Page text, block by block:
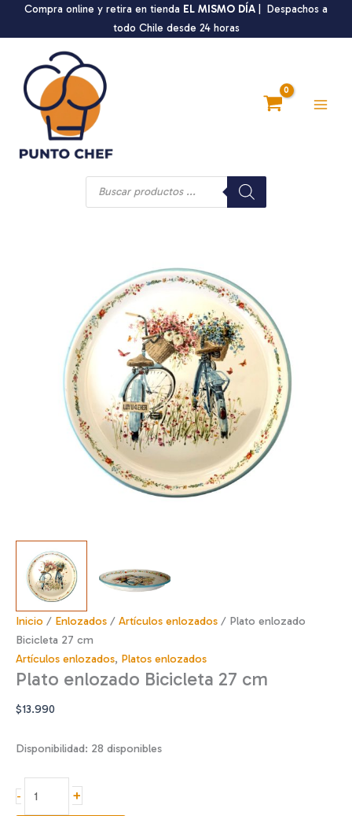
Compra online y retira en tienda EL MISMO DÍA | Despachos a
todo Chile desde 24 horas
Búsqueda
Inicio / Enlozados / Artículos enlozados / Plato enlozado
Bicicleta 27 cm
Artículos enlozados, Platos enlozados
Plato enlozado Bicicleta 27 cm
$13.990
Disponibilidad: 28 disponibles
- +